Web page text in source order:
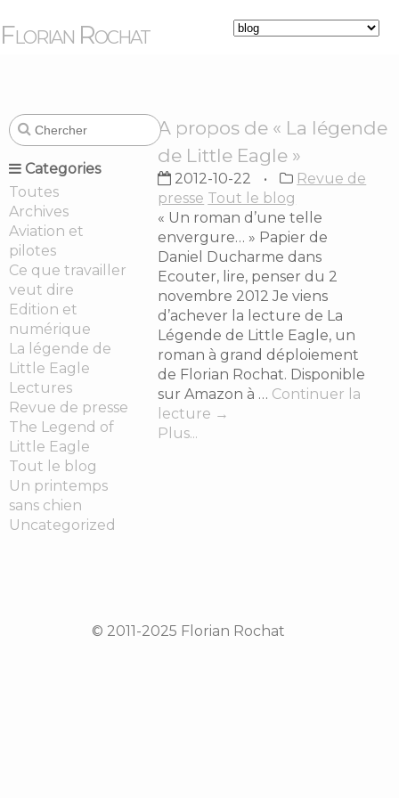
Florian Rochat
Categories
Toutes
Archives
Aviation et
pilotes
Ce que travailler
veut dire
Edition et
numérique
La légende de
Little Eagle
Lectures
Revue de presse
The Legend of
Little Eagle
Tout le blog
Un printemps
sans chien
Uncategorized
A propos de « La légende
de Little Eagle »
2012-10-22
Revue de
presse Tout le blog
« Un roman d’une telle
envergure… » Papier de
Daniel Ducharme dans
Ecouter, lire, penser du 2
novembre 2012 Je viens
d’achever la lecture de La
Légende de Little Eagle, un
roman à grand déploiement
de Florian Rochat. Disponible
sur Amazon à … Continuer la
lecture →
Plus...
© 2011-2025 Florian Rochat